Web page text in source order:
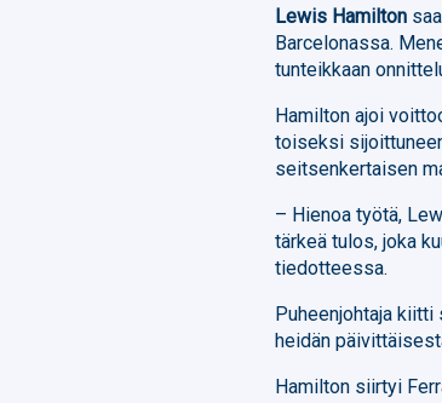
Lewis Hamilton
Barcelonassa.
tunteikkaan
Hamilton ajoi
toiseksi
seitsenkertaisen
– Hienoa työtä,
tärkeä tulos, joka
tiedotteessa.
Puheenjohtaja
heidän
Hamilton siirtyi